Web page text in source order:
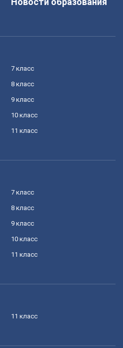
7 класс
8 класс
9 класс
10 класс
11 класс
7 класс
8 класс
9 класс
10 класс
11 класс
11 класс